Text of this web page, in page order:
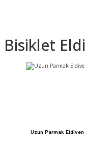
Bisiklet
Uzun Parmak Eldiven